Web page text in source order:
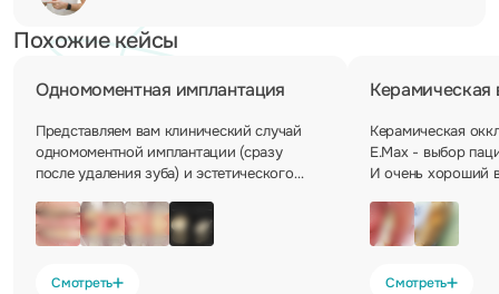
Похожие кейсы
Одномоментная имплантация
Представляем вам клинический случай
одномоментной имплантации (сразу
после удаления зуба) и эстетического
имплантате. Имплантация - формирование
десны - оттиски - изготовление
фиксация в полости рта. В нашей клинике
Смотреть
Керамическая
Керамическая
E.Max - выбор
И очень хороший
правильном
представьте,
Смотреть